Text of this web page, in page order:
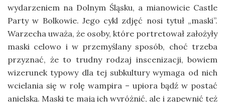
wydarzeniem na Dolnym Śląsku, a mianowicie Castle
Party w Bolkowie. Jego cykl zdjęć nosi tytuł „maski”.
Warzecha uważa, że osoby, które portretował założyły
maski celowo i w przemyślany sposób, choć trzeba
przyznać, że to trudny rodzaj inscenizacji, bowiem
wizerunek typowy dla tej subkultury wymaga od nich
wcielania się w rolę wampira – upiora bądź w postać
anielską. Maski te mają ich wyróżnić, ale i zapewnić też